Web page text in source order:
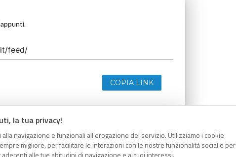
la tua privacy!
navigazione e funzionali all’erogazione del servizio. Utilizziamo i cookie
migliore, per facilitare le interazioni con le nostre funzionalità social e per
alle tue abitudini di navigazione e ai tuoi interessi.
COPIA LINK